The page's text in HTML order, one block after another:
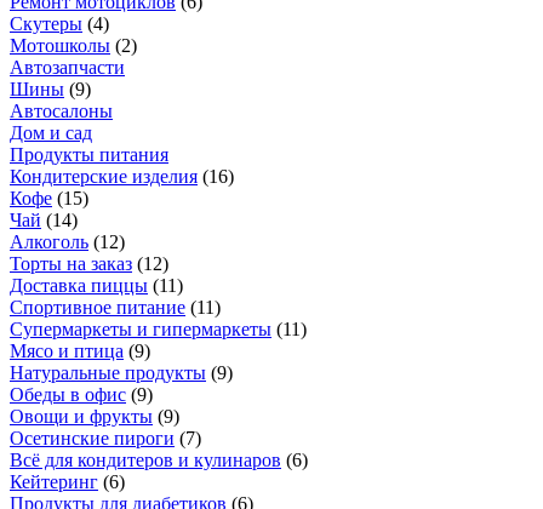
Скутеры (4)
Мотошколы (2)
Автозапчасти
Шины (9)
Автосалоны
Дом и сад
Продукты питания
Кондитерские изделия (16)
Кофе (15)
Чай (14)
Алкоголь (12)
Торты на заказ (12)
Доставка пиццы (11)
Спортивное питание (11)
Супермаркеты и гипермаркеты (11)
Мясо и птица (9)
Натуральные продукты (9)
Обеды в офис (9)
Овощи и фрукты (9)
Осетинские пироги (7)
Всё для кондитеров и кулинаров (6)
Кейтеринг (6)
Продукты для диабетиков (6)